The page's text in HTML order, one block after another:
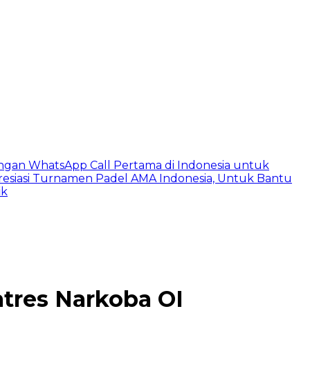
WhatsApp Call Pertama di Indonesia untuk
Turnamen Padel AMA Indonesia, Untuk Bantu
Narkoba OI